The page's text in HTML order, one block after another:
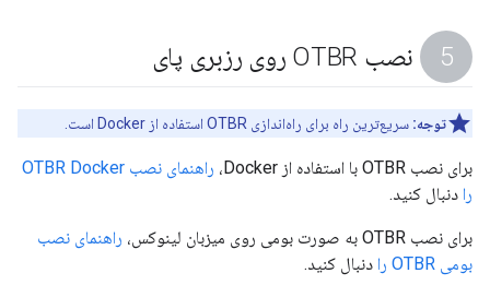
نصب OTBR روی رزبری پای
توجه: سریع‌ترین راه برای راه‌اندازی OTBR استفاده از Docker است.
برای نصب OTBR با استفاده از Docker،
راهنمای نصب OTBR Docker
را دنبال کنید.
برای نصب OTBR به صورت بومی روی میزبان لینوکس،
راهنمای نصب
بومی OTBR را
دنبال کنید.